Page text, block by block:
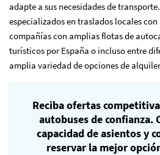
adapte a sus necesidades de
especializados en traslados locales
compañías con amplias flotas de
turísticos por España o incluso entre
amplia variedad de opciones de
Reciba ofertas
autobuses de confianza.
capacidad de asientos y
reservar la mejor